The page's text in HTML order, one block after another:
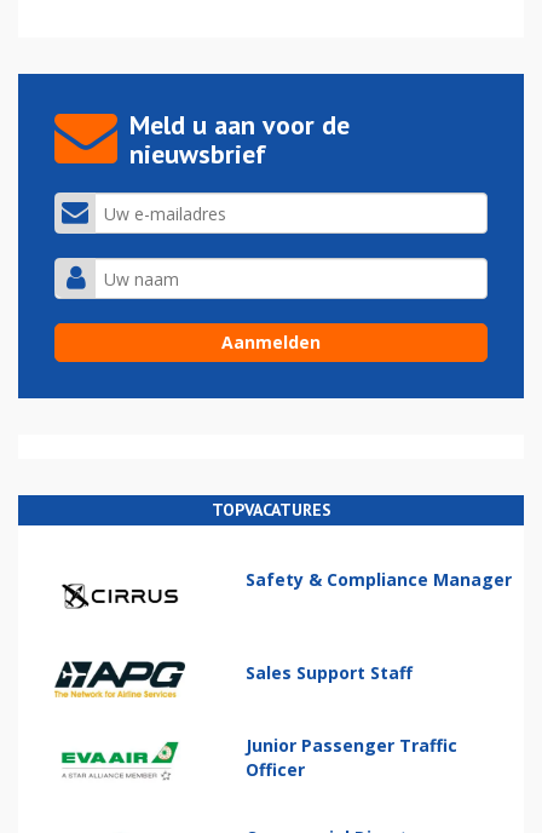
Meld u aan voor de
nieuwsbrief
TOPVACATURES
Safety & Compliance Manager
Sales Support Staff
Junior Passenger Traffic
Officer